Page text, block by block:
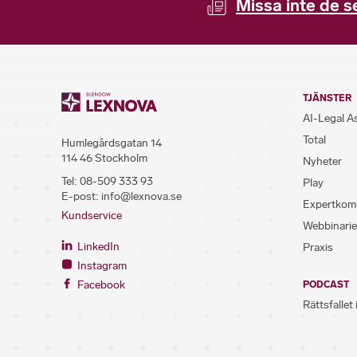
Missa inte de
Humlegårdsgatan 14
114 46 Stockholm
Tel: 08-509 333 93
E-post: info@lexnova.se
Kundservice
LinkedIn
Instagram
Facebook
TJÄNSTER
AI-Legal
Total
Nyheter
Play
Praxis
PODCAST
Rättsfallet